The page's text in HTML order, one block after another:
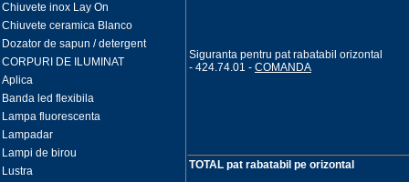
Chiuvete inox Lay On
Chiuvete ceramica Blanco
Dozator de sapun / detergent
CORPURI DE ILUMINAT
Aplica
Banda led flexibila
Lampa fluorescenta
Lampadar
Lampi de birou
Lustra
Siguranta pentru pat rabatabil orizontal
- 424.74.01 - COMANDA
TOTAL pat rabatabil pe orizontal